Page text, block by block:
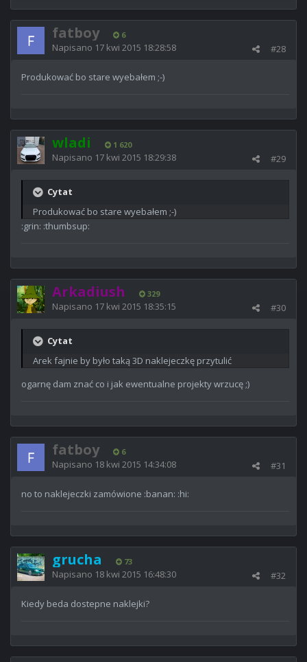
fatboy 6
#28
Napisano 17 kwi 2015 18:28:58
Produkować bo stare wyebałem ;-)
wladi 1 620
#29
Napisano 17 kwi 2015 18:29:38
Cytat
Produkować bo stare wyebałem ;-)
:grin: :thumbsup:
Arkadiush 329
#30
Napisano 17 kwi 2015 18:35:15
Cytat
Arek fajnie by było taką 3D naklejeczkę przytulić
ogarnę dam znać co i jak ewentualne projekty wrzucę ;)
fatboy 6
#31
Napisano 18 kwi 2015 14:34:08
no to naklejeczki zamówione :banan: :hi:
grucha 73
#32
Napisano 18 kwi 2015 16:48:30
Kiedy beda dostepne naklejki?